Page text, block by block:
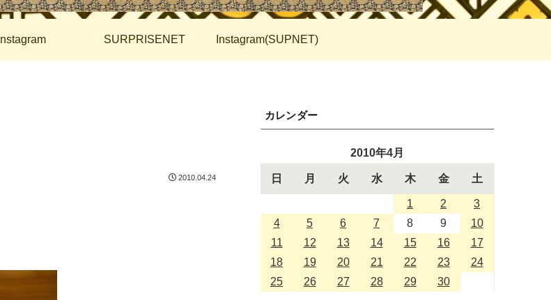
Instagram SURPRISENET Instagram(SUPNET)
2010.04.24
カレンダー
2010年4月
日 月 火 水 木 金 土
1 2
3
4
5 6 7 8 9
10
11
12 13 14 15 16
17
18
19 20 21 22 23
24
25
26 27 28 29 30